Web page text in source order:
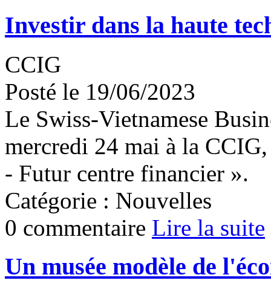
Investir dans la haute
CCIG
Posté le 19/06/2023
Le Swiss-Vietnamese
mercredi 24 mai à la
- Futur centre financier ».
Catégorie : Nouvelles
0 commentaire Lire la suite
Un musée modèle de